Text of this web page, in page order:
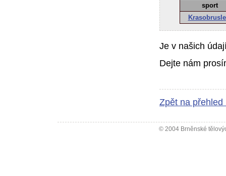
sport
Je v našich
Dejte nám
Zpět na přehled
© 2004 Brněnské